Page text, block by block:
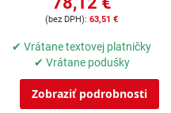
63,51 €
✔ Vrátane textovej platničky
✔ Vrátane podušky
Zobraziť podrobnosti